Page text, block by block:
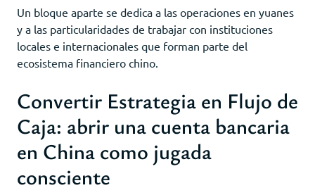
Un bloque aparte se dedica a las operaciones en yuanes
y a las particularidades de trabajar con instituciones
locales e internacionales que forman parte del
ecosistema financiero chino.
Convertir Estrategia en Flujo de
Caja: abrir una cuenta bancaria
en China como jugada
consciente